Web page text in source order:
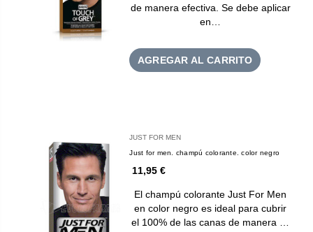
de manera efectiva. Se debe aplicar
en…
AGREGAR AL CARRITO
JUST FOR MEN
Just for men. champú colorante. color negro
11,95 €
El champú colorante Just For Men
en color negro es ideal para cubrir
el 100% de las canas de manera …